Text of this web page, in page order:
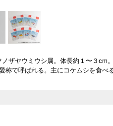
ザヤウミウシ属。体長約１〜３cm
称で呼ばれる。主にコケムシを食べ